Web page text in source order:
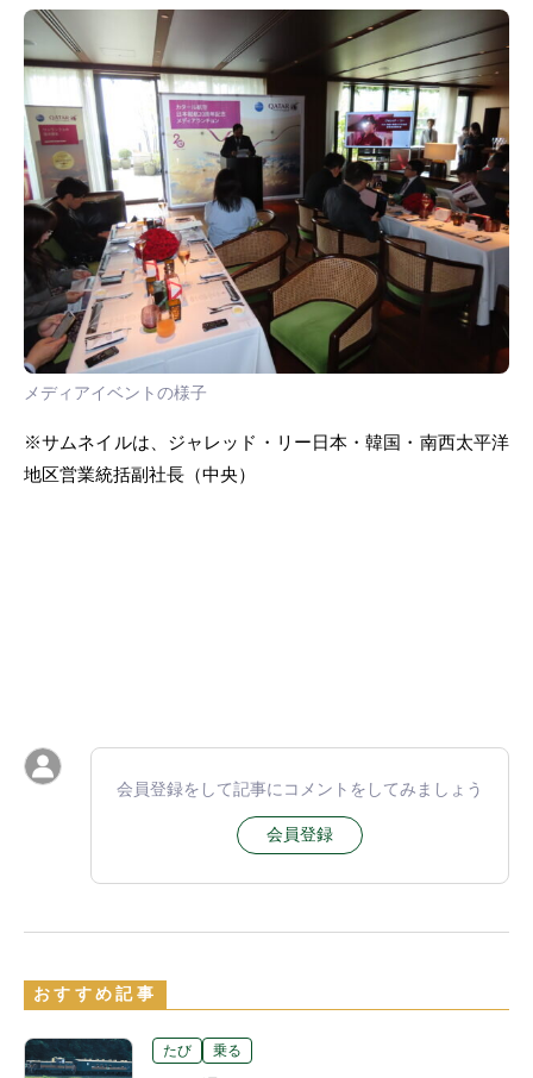
メディアイベントの様子
※サムネイルは、ジャレッド・リー日本・韓国・南西太平洋
地区営業統括副社長（中央）
会員登録をして記事にコメントをしてみましょう
会員登録
おすすめ記事
たび 乗る